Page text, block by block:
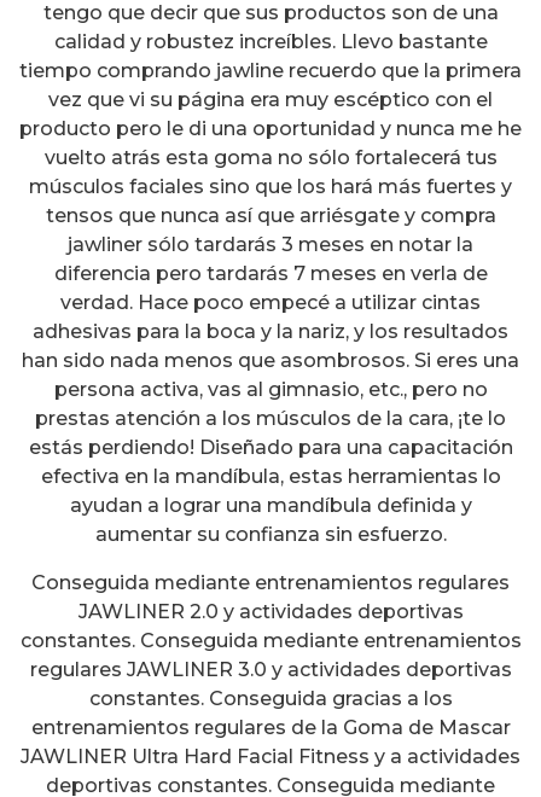
tengo que decir que sus productos son de una
calidad y robustez increíbles. Llevo bastante
tiempo comprando jawline recuerdo que la primera
vez que vi su página era muy escéptico con el
producto pero le di una oportunidad y nunca me he
vuelto atrás esta goma no sólo fortalecerá tus
músculos faciales sino que los hará más fuertes y
tensos que nunca así que arriésgate y compra
jawliner sólo tardarás 3 meses en notar la
diferencia pero tardarás 7 meses en verla de
verdad. Hace poco empecé a utilizar cintas
adhesivas para la boca y la nariz, y los resultados
han sido nada menos que asombrosos. Si eres una
persona activa, vas al gimnasio, etc., pero no
prestas atención a los músculos de la cara, ¡te lo
estás perdiendo! Diseñado para una capacitación
efectiva en la mandíbula, estas herramientas lo
ayudan a lograr una mandíbula definida y
aumentar su confianza sin esfuerzo.
Conseguida mediante entrenamientos regulares
JAWLINER 2.0 y actividades deportivas
constantes. Conseguida mediante entrenamientos
regulares JAWLINER 3.0 y actividades deportivas
constantes. Conseguida gracias a los
entrenamientos regulares de la Goma de Mascar
JAWLINER Ultra Hard Facial Fitness y a actividades
deportivas constantes. Conseguida mediante